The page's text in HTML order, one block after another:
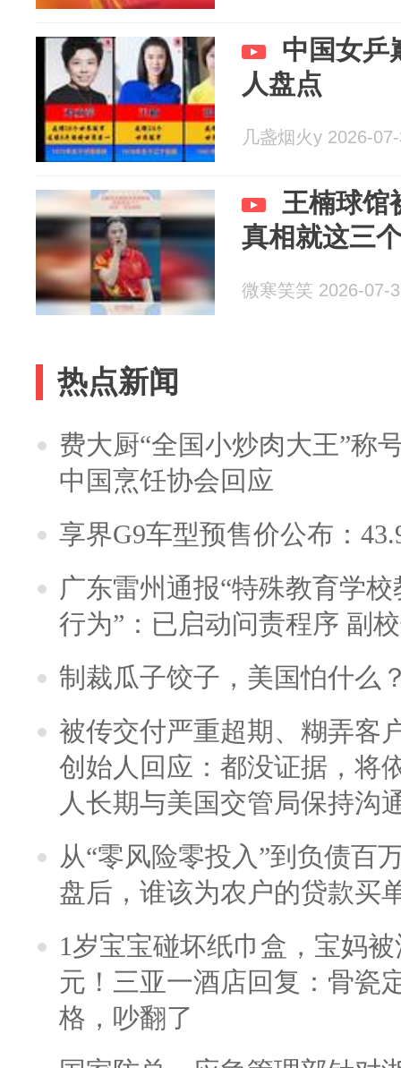
中国女乒
人盘点
几盏烟火y 2026-
王楠球馆
真相就这三
微寒笑笑 2026-07-
热点新闻
费大厨“全国小炒肉大王”称
中国烹饪协会回应
享界G9车型预售价公布：
广东雷州通报“特殊教育学
行为”：已启动问责程序 副
制裁瓜子饺子，美国怕什么
被传交付严重超期、糊弄客
创始人回应：都没证据，将
人长期与美国交管局保持沟
从“零风险零投入”到负债百
盘后，谁该为农户的贷款买
1岁宝宝碰坏纸巾盒，宝妈
元！三亚一酒店回复：骨瓷
格，吵翻了